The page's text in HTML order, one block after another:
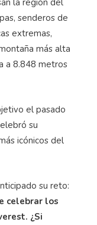
senderos de
extremas,
más alta
a 8.848 metros
el pasado
su
icónicos del
su reto:
celebrar los
¿Si